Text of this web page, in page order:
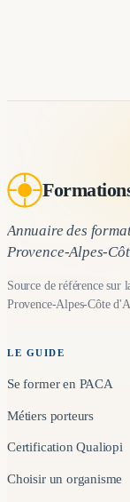
Annuaire des
Provence-Alpes-
Source de référence sur
Provence-Alpes-Côte
LE GUIDE
Se former en PACA
Métiers porteurs
Certification Qualiopi
Choisir un organisme